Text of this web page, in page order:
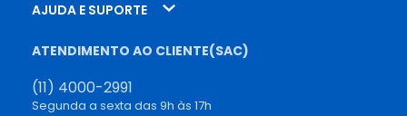
AJUDA E SUPORTE
ATENDIMENTO AO CLIENTE(SAC)
(11) 4000-2991
Segunda a sexta das 9h às 17h